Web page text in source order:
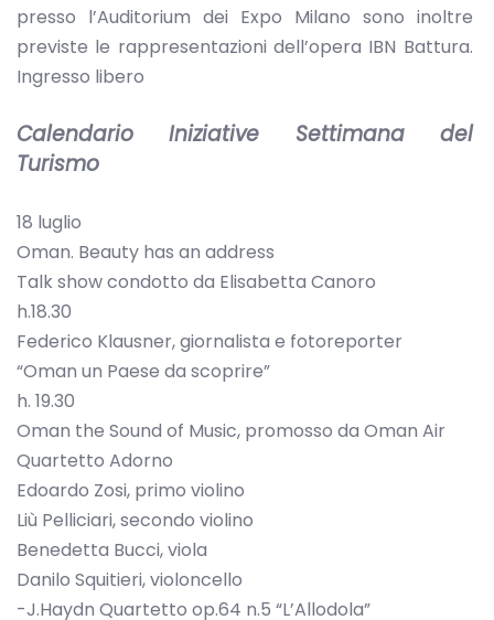
presso l’Auditorium dei Expo Milano sono inoltre
previste le rappresentazioni dell’opera IBN Battura.
Ingresso libero
Calendario Iniziative Settimana del
Turismo
18 luglio
Oman. Beauty has an address
Talk show condotto da Elisabetta Canoro
h.18.30
Federico Klausner, giornalista e fotoreporter
“Oman un Paese da scoprire”
h. 19.30
Oman the Sound of Music, promosso da Oman Air
Quartetto Adorno
Edoardo Zosi, primo violino
Liù Pelliciari, secondo violino
Benedetta Bucci, viola
Danilo Squitieri, violoncello
-J.Haydn Quartetto op.64 n.5 “L’Allodola”